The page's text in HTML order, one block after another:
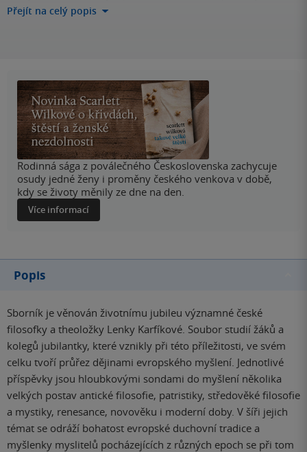
Přejít na celý popis
Rodinná sága z poválečného Československa zachycuje
osudy jedné ženy i proměny českého venkova v době,
kdy se životy měnily ze dne na den.
Více informací
Popis
Sborník je věnován životnímu jubileu významné české
filosofky a theoložky Lenky Karfíkové. Soubor studií žáků a
kolegů jubilantky, které vznikly při této příležitosti, ve svém
celku tvoří průřez dějinami evropského myšlení. Jednotlivé
příspěvky jsou hloubkovými sondami do myšlení několika
velkých postav antické filosofie, patristiky, středověké filosofie
a mystiky, renesance, novověku i moderní doby. V šíři jejich
témat se odráží bohatost evropské duchovní tradice a
myšlenky myslitelů pocházejících z různých epoch se při tom